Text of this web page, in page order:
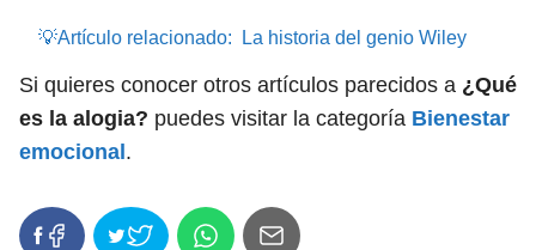
💡Artículo relacionado: La historia del genio Wiley
Si quieres conocer otros artículos parecidos a ¿Qué
es la alogia? puedes visitar la categoría Bienestar
emocional .